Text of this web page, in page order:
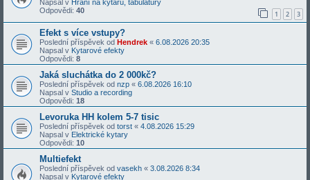
Napsal v Hraní na kytaru, tabulatury
Odpovědi: 40 1 2 3
Efekt s více vstupy?
Poslední příspěvek od Hendrek « 6.08.2026 20:35
Napsal v Kytarové efekty
Odpovědi: 8
Jaká sluchátka do 2 000kč?
Poslední příspěvek od nzp « 6.08.2026 16:10
Napsal v Studio a recording
Odpovědi: 18
Levoruka HH kolem 5-7 tisic
Poslední příspěvek od torst « 4.08.2026 15:29
Napsal v Elektrické kytary
Odpovědi: 10
Multiefekt
Poslední příspěvek od vasekh « 3.08.2026 8:34
Napsal v Kytarové efekty